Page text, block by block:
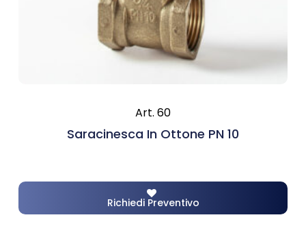
Art. 60
Saracinesca In Ottone PN 10
Richiedi Preventivo